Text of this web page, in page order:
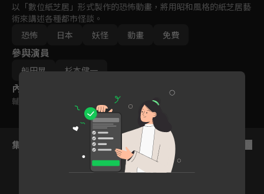
以「數位紙芝居」形式製作的恐怖動畫，將用昭和風格的紙芝居藝
術來講述各種都市怪談。
恐怖
日本 妖怪 動畫 免費
參與演員
船田晃 杉本健一
內容標籤
輔導十五歲級
集數列表